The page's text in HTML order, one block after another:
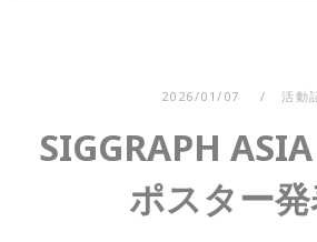
2026/01/07 活動
SIGGRAPH ASIA
ポスター